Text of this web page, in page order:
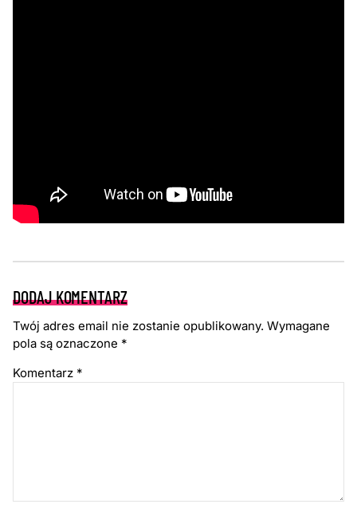
DODAJ KOMENTARZ
Twój adres email nie zostanie opublikowany. Wymagane
pola są oznaczone *
Komentarz *